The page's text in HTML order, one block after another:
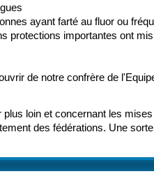
ayant farté au fluor ou
protections importantes ont
de notre confrère de
plus loin et concernant les
des fédérations. Une